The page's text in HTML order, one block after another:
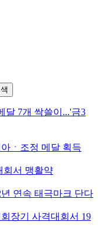
달 7개 싹쓸이...'금3
ㆍ조정 메달 획득
회서 맹활약
연속 태극마크 단다
장기 사격대회서 19